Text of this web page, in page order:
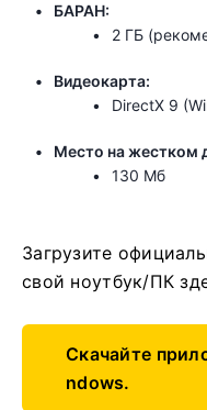
БАРАН:
2 ГБ
Видеокарта:
DirectX 9
Место на жестком
130 Мб
Загрузите
свой ноутбук/ПК
Скачайте
ndows.